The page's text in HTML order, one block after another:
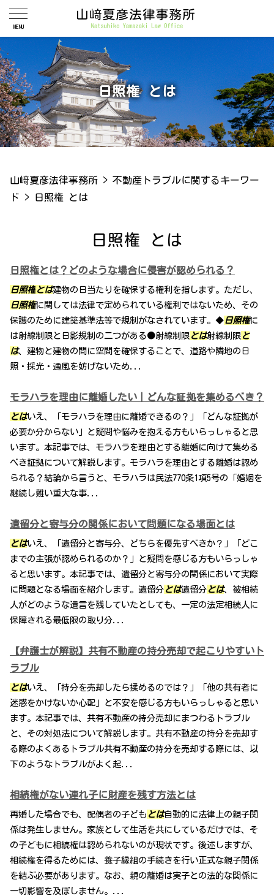
日照権 とは
山﨑夏彦法律事務所 > 不動産トラブルに関するキーワー
ド
> 日照権 とは
日照権 とは
日照権とは？どのような場合に侵害が認められる？
日照権 とは建物の日当たりを確保する権利を指します。ただし、
日照権に関しては法律で定められている権利ではないため、その
保護のために建築基準法等で規制がなされています。◆日照権に
は射線制限と日影規制の二つがある●射線制限 とは射線制限 と
は、建物と建物の間に空間を確保することで、道路や隣地の日
照・採光・通風を妨げないため...
モラハラを理由に離婚したい｜どんな証拠を集めるべき？
とはいえ、「モラハラを理由に離婚できるの？」「どんな証拠が
必要か分からない」と疑問や悩みを抱える方もいらっしゃると思
います。本記事では、モラハラを理由とする離婚に向けて集める
べき証拠について解説します。モラハラを理由とする離婚は認め
られる？結論から言うと、モラハラは民法770条1項5号の「婚姻を
継続し難い重大な事...
遺留分と寄与分の関係において問題になる場面とは
とはいえ、「遺留分と寄与分、どちらを優先すべきか？」「どこ
までの主張が認められるのか？」と疑問を感じる方もいらっしゃ
ると思います。本記事では、遺留分と寄与分の関係において実際
に問題となる場面を紹介します。遺留分 とは遺留分 とは、被相続
人がどのような遺言を残していたとしても、一定の法定相続人に
保障される最低限の取り分...
【弁護士が解説】共有不動産の持分売却で起こりやすいト
ラブル
とはいえ、「持分を売却したら揉めるのでは？」「他の共有者に
迷惑をかけないか心配」と不安を感じる方もいらっしゃると思い
ます。本記事では、共有不動産の持分売却にまつわるトラブル
と、その対処法について解説します。共有不動産の持分を売却す
る際のよくあるトラブル共有不動産の持分を売却する際には、以
下のようなトラブルがよく起...
相続権がない連れ子に財産を残す方法とは
再婚した場合でも、配偶者の子ども とは自動的に法律上の親子関
係は発生しません。家族として生活を共にしているだけでは、そ
の子どもに相続権は認められないのが現状です。後述しますが、
相続権を得るためには、養子縁組の手続きを行い正式な親子関係
を結ぶ必要があります。なお、親の離婚は実子との法的な関係に
一切影響を及ぼしません。...